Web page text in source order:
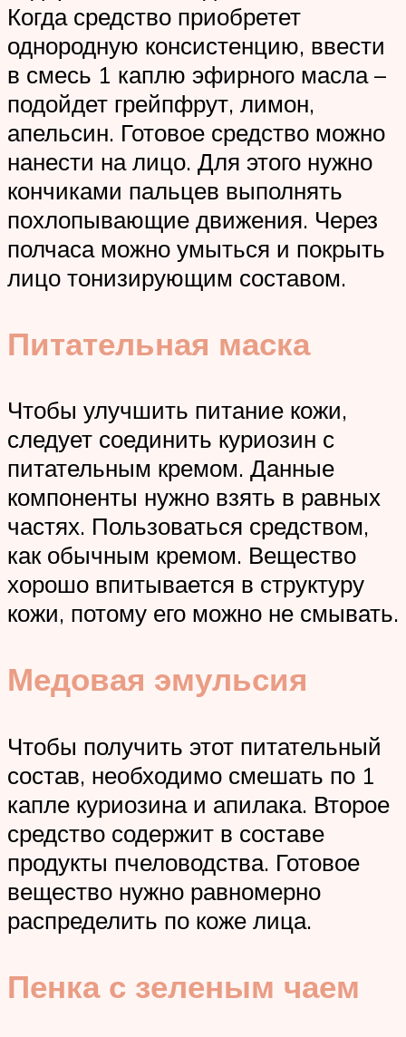
Когда средство приобретет
однородную консистенцию, ввести
в смесь 1 каплю эфирного масла –
подойдет грейпфрут, лимон,
апельсин. Готовое средство можно
нанести на лицо. Для этого нужно
кончиками пальцев выполнять
похлопывающие движения. Через
полчаса можно умыться и покрыть
лицо тонизирующим составом.
Питательная маска
Чтобы улучшить питание кожи,
следует соединить куриозин с
питательным кремом. Данные
компоненты нужно взять в равных
частях. Пользоваться средством,
как обычным кремом. Вещество
хорошо впитывается в структуру
кожи, потому его можно не смывать.
Медовая эмульсия
Чтобы получить этот питательный
состав, необходимо смешать по 1
капле куриозина и апилака. Второе
средство содержит в составе
продукты пчеловодства. Готовое
вещество нужно равномерно
распределить по коже лица.
Пенка с зеленым чаем